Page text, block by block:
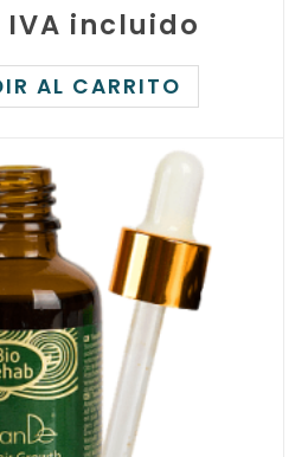
IVA incluido
AL CARRITO